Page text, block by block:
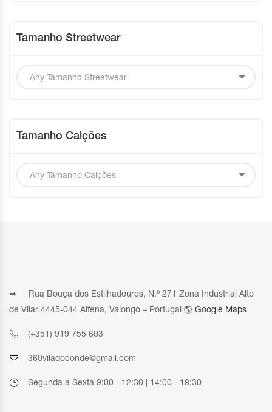
Tamanho Streetwear
Tamanho Calções
➡ Rua Bouça dos Estilhadouros, N.º 271 Zona Industrial Alto
de Vilar 4445-044 Alfena, Valongo – Portugal 🌎 Google Maps
(+351) 919 755 603
360viladoconde@gmail.com
Segunda a Sexta 9:00 - 12:30 | 14:00 - 18:30